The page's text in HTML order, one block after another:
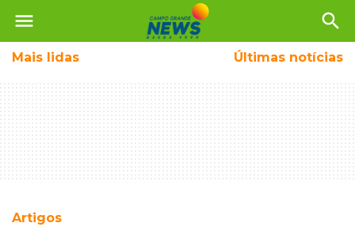
menu search
Mais lidas Últimas notícias
Artigos